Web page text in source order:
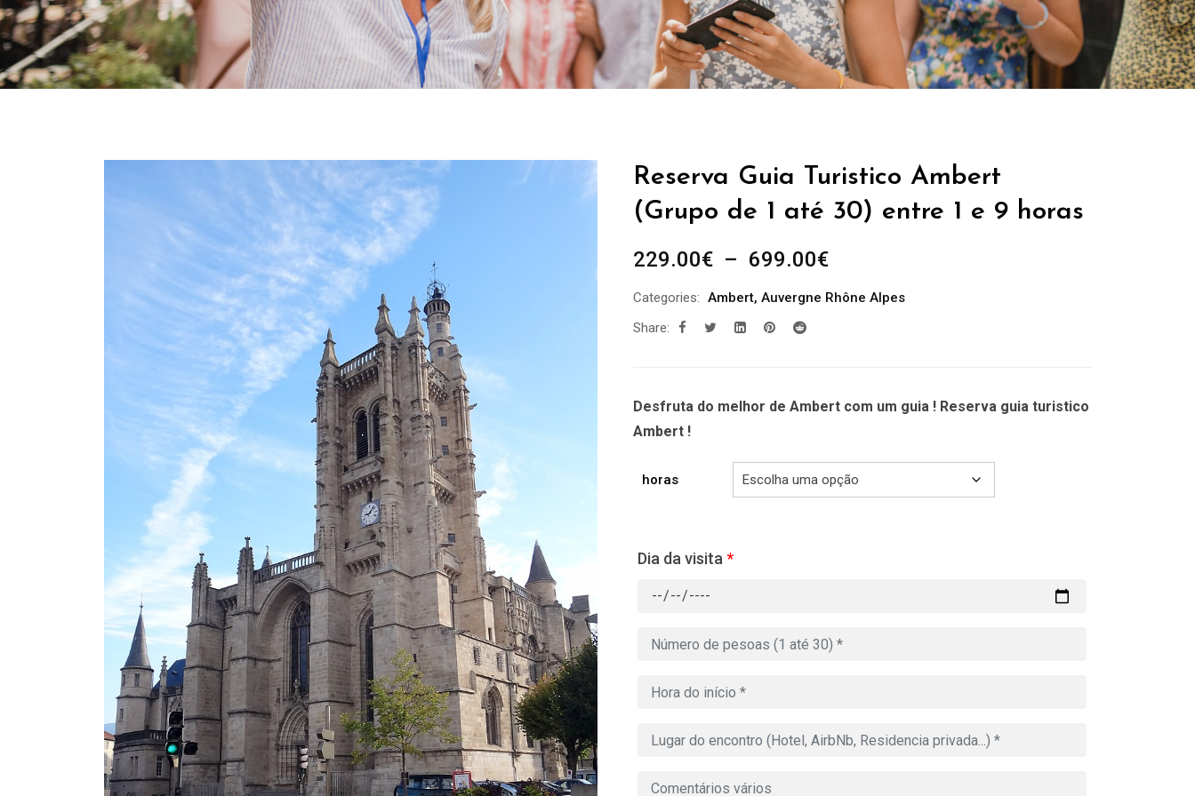
Reserva Guia Turistico Ambert
(Grupo de 1 até 30) entre 1 e 9 horas
229.00€ – 699.00€Plage
prix :
Categories: Ambert, Auvergne Rhône Alpes
Share:
Desfruta do melhor de Ambert com um guia ! Reserva guia turistico
Ambert !
horas
Dia da visita *